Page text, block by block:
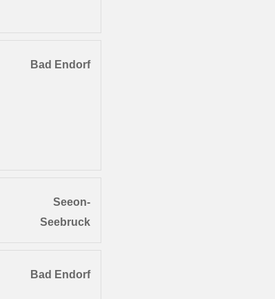
Bad Endorf
Seeon-
Seebruck
Bad Endorf